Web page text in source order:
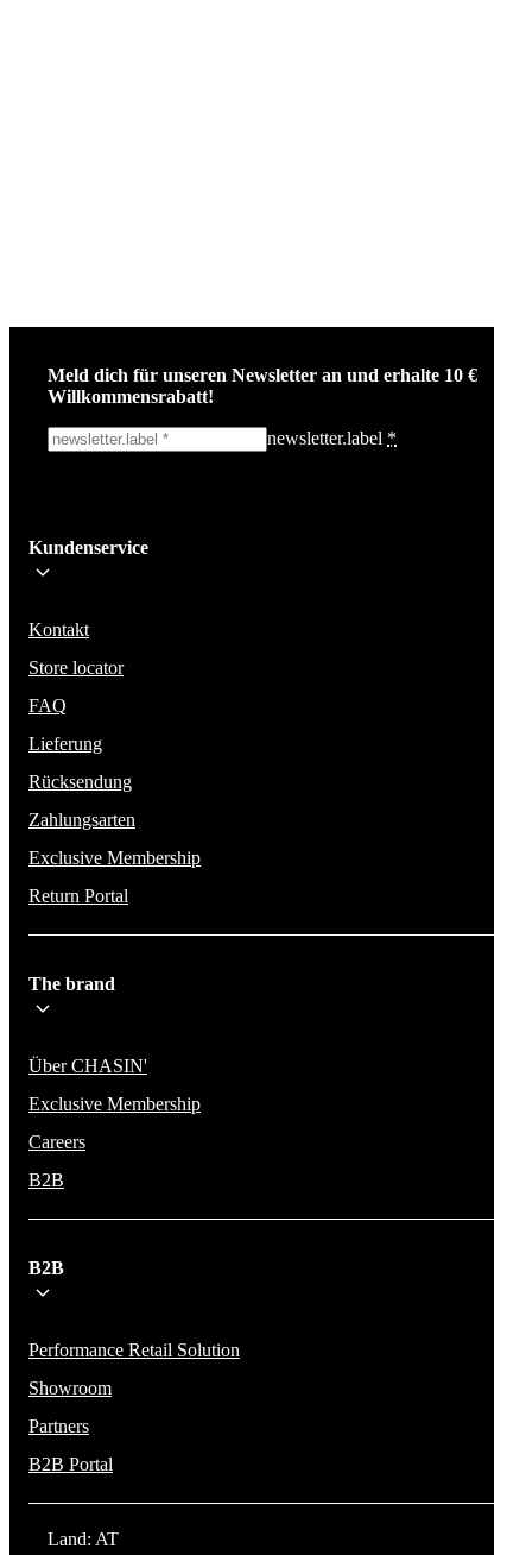
Meld dich für unseren Newsletter an und erhalte 10 €
Willkommensrabatt!
newsletter.label *
Bleib auf dem Laufenden über die neuesten Nachrichten, Kampagnen
Aktionen. Wir geben deine E-Mail-Adresse nicht weiter und versenden
Kundenservice
Kontakt
Store locator
FAQ
Lieferung
Rücksendung
Zahlungsarten
Exclusive Membership
Return Portal
The brand
Über CHASIN'
Exclusive Membership
Careers
B2B
B2B
Performance Retail Solution
Showroom
Partners
B2B Portal
Land: AT